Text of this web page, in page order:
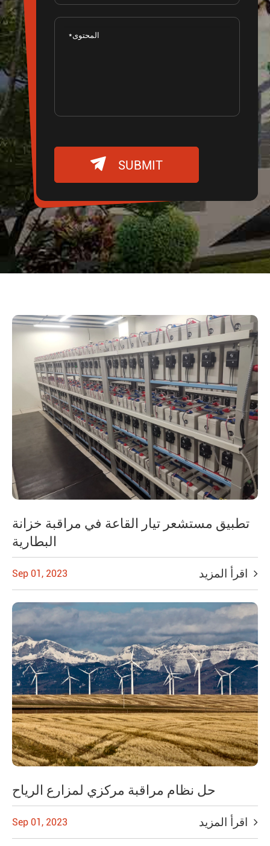
 SUBMIT
تطبيق مستشعر تيار القاعة في مراقبة خزانة
البطارية
Sep 01, 2023
حل نظام مراقبة مركزي لمزارع الرياح
Sep 01, 2023